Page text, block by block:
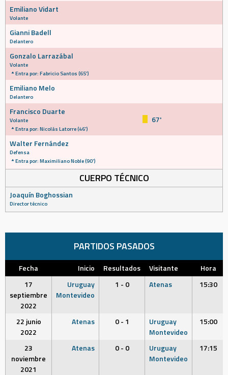
Emiliano Vidart
Volante
Gianni Badell
Delantero
Gonzalo Larrazábal
Volante
Entra por: Fabricio Santos (65')
Emiliano Melo
Delantero
Francisco Duarte
Volante
Entra por: Nicolás Latorre (46')
67'
Walter Fernández
Defensa
Entra por: Maximiliano Noble (90')
CUERPO TÉCNICO
Joaquín Boghossian
Director técnico
PARTIDOS PASADOS
Fecha Inicio Resultados Visitante
Hora
17
septiembre
2022
Uruguay
Montevideo
1 - 0 Atenas 15:30
22 junio
2022
Atenas 0 - 1
Uruguay
Montevideo
15:00
23
noviembre
2021
Atenas 0 - 0
Uruguay
Montevideo
17:15